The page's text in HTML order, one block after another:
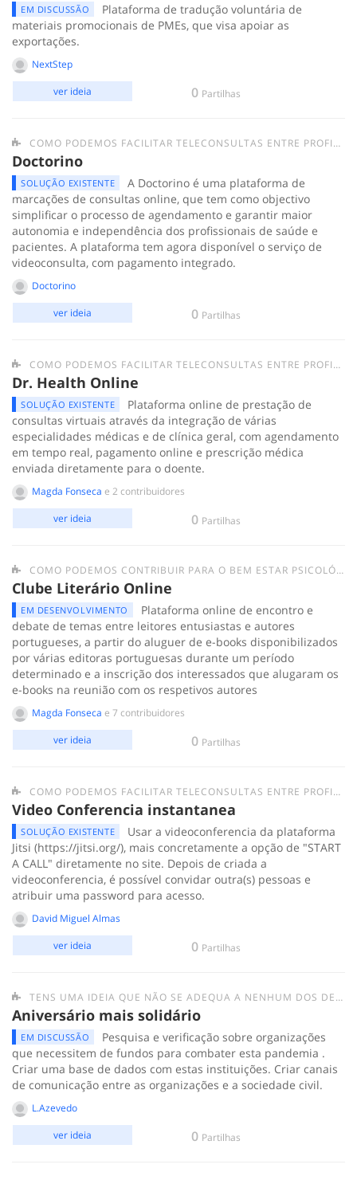
EM DISCUSSÃO
Plataforma de tradução voluntária de
materiais promocionais de PMEs, que visa apoiar as
exportações.
NextStep
0 Partilhas
ver ideia
COMO PODEMOS FACILITAR TELECONSULTAS ENTRE PROFISSIONAIS DE SAÚDE E A POPULAÇÃO?
Doctorino
SOLUÇÃO EXISTENTE
A Doctorino é uma plataforma de
marcações de consultas online, que tem como objectivo
simplificar o processo de agendamento e garantir maior
autonomia e independência dos profissionais de saúde e
pacientes. A plataforma tem agora disponível o serviço de
videoconsulta, com pagamento integrado.
Doctorino
0 Partilhas
ver ideia
COMO PODEMOS FACILITAR TELECONSULTAS ENTRE PROFISSIONAIS DE SAÚDE E A POPULAÇÃO?
Dr. Health Online
SOLUÇÃO EXISTENTE
Plataforma online de prestação de
consultas virtuais através da integração de várias
especialidades médicas e de clínica geral, com agendamento
em tempo real, pagamento online e prescrição médica
enviada diretamente para o doente.
Magda Fonseca e 2 contribuidores
0 Partilhas
ver ideia
COMO PODEMOS CONTRIBUIR PARA O BEM ESTAR PSICOLÓGICO DAS PESSOAS EM QUARENTENA?
Clube Literário Online
EM DESENVOLVIMENTO
Plataforma online de encontro e
debate de temas entre leitores entusiastas e autores
portugueses, a partir do aluguer de e-books disponibilizados
por várias editoras portuguesas durante um período
determinado e a inscrição dos interessados que alugaram os
e-books na reunião com os respetivos autores
Magda Fonseca e 7 contribuidores
0 Partilhas
ver ideia
COMO PODEMOS FACILITAR TELECONSULTAS ENTRE PROFISSIONAIS DE SAÚDE E A POPULAÇÃO?
Video Conferencia instantanea
SOLUÇÃO EXISTENTE
Usar a videoconferencia da plataforma
Jitsi (https://jitsi.org/), mais concretamente a opção de "START
A CALL" diretamente no site. Depois de criada a
videoconferencia, é possível convidar outra(s) pessoas e
atribuir uma password para acesso.
David Miguel Almas
0 Partilhas
ver ideia
TENS UMA IDEIA QUE NÃO SE ADEQUA A NENHUM DOS DESAFIOS ANTERIORES? SUBMETE-A AQUI.
Aniversário mais solidário
EM DISCUSSÃO
Pesquisa e verificação sobre organizações
que necessitem de fundos para combater esta pandemia .
Criar uma base de dados com estas instituições. Criar canais
de comunicação entre as organizações e a sociedade civil.
L.Azevedo
0 Partilhas
ver ideia